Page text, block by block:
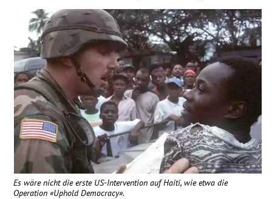
Es wäre nicht die erste US-Intervention auf Haiti, wie etwa die
Operation «Uphold Democracy».